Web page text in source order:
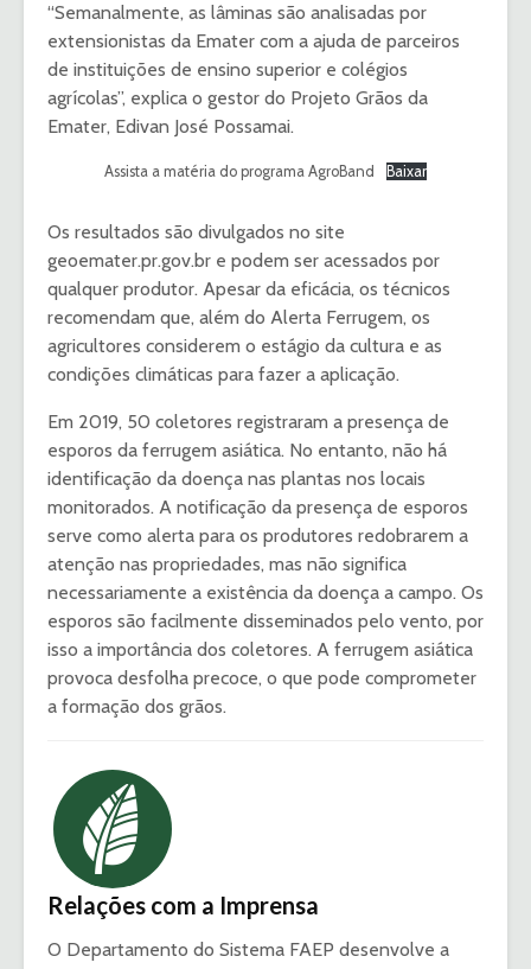
“Semanalmente, as lâminas são analisadas por
extensionistas da Emater com a ajuda de parceiros
de instituições de ensino superior e colégios
agrícolas”, explica o gestor do Projeto Grãos da
Emater, Edivan José Possamai.
Assista a matéria do programa AgroBand Baixar
Os resultados são divulgados no site
geoemater.pr.gov.br e podem ser acessados por
qualquer produtor. Apesar da eficácia, os técnicos
recomendam que, além do Alerta Ferrugem, os
agricultores considerem o estágio da cultura e as
condições climáticas para fazer a aplicação.
Em 2019, 50 coletores registraram a presença de
esporos da ferrugem asiática. No entanto, não há
identificação da doença nas plantas nos locais
monitorados. A notificação da presença de esporos
serve como alerta para os produtores redobrarem a
atenção nas propriedades, mas não significa
necessariamente a existência da doença a campo. Os
esporos são facilmente disseminados pelo vento, por
isso a importância dos coletores. A ferrugem asiática
provoca desfolha precoce, o que pode comprometer
a formação dos grãos.
Relações com a Imprensa
O Departamento do Sistema FAEP desenvolve a